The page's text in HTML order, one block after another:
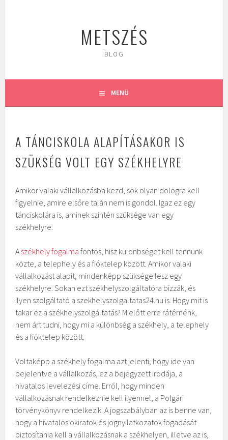
METSZÉS
BLOG
MENÜ
A TÁNCISKOLA ALAPÍTÁSAKOR IS
SZÜKSÉG VOLT EGY SZÉKHELYRE
Amikor valaki vállalkozásba kezd, sok olyan dologra kell
figyelnie, amire elsőre talán nem is gondol. Igaz ez egy
tánciskolára is, aminek szintén szüksége van egy
székhelyre.
A székhely fogalma fontos, hisz különbséget kell tennünk
közte, a telephely és a fióktelep között. Amikor valaki
vállalkozást alapít, mindenképp szüksége lesz egy
székhelyre. Sokan ezt székhelyszolgáltatóra bízzák, és
ilyen szolgáltató a szekhelyszolgaltatas24.hu is. Hogy mit is
takar ez a székhelyszolgáltatás? Mielőtt erre rátérnénk,
nem árt tudni, hogy mi a különbség a székhely, a telephely
és a fióktelep között.
Voltaképp a székhely fogalma azt jelenti, hogy ide van
bejelentve a vállalkozás, ez a bejegyzett irodája, a
hivatalos levelezési címe. Erről, hogy minden
vállalkozásnak rendelkeznie kell ilyennel, a Polgári
törvénykönyv rendelkezik. A jogszabályban az is benne van,
hogy a hivatalos okiratok és jognyilatkozatok fogadását
biztosítania kell a vállalkozásnak a székhelyen, illetve az is,